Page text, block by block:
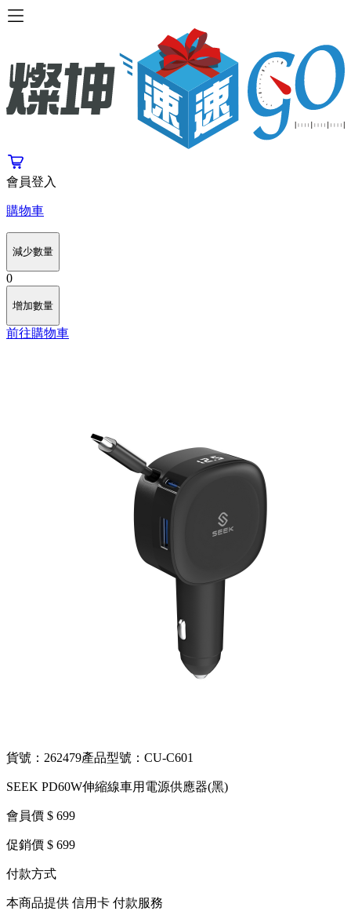
會員登入
購物車
減少數量
0
增加數量
前往購物車
貨號：262479產品型號：CU-C601
SEEK PD60W伸縮線車用電源供應器(黑)
會員價 $ 699
促銷價 $ 699
付款方式
本商品提供 信用卡 付款服務